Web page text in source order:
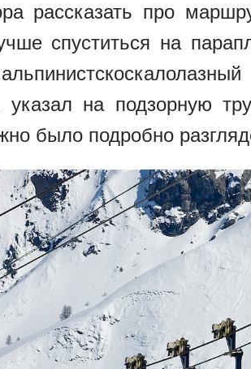
рассказать про
спуститься на
указал на подзорную
было подробно